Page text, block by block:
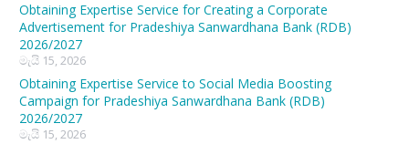
Obtaining Expertise Service for Creating a Corporate
Advertisement for Pradeshiya Sanwardhana Bank (RDB)
2026/2027
මැයි 15, 2026
Obtaining Expertise Service to Social Media Boosting
Campaign for Pradeshiya Sanwardhana Bank (RDB)
2026/2027
මැයි 15, 2026